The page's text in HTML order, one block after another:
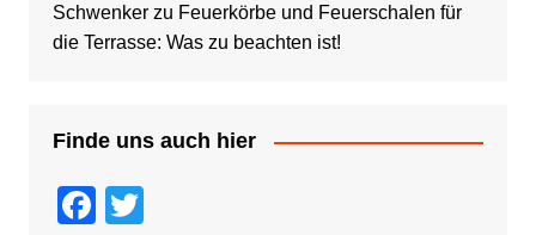
Schwenkerzu Feuerkörbe und Feuerschalen für
die Terrasse: Was zu beachten ist!
Finde uns auch hier
F